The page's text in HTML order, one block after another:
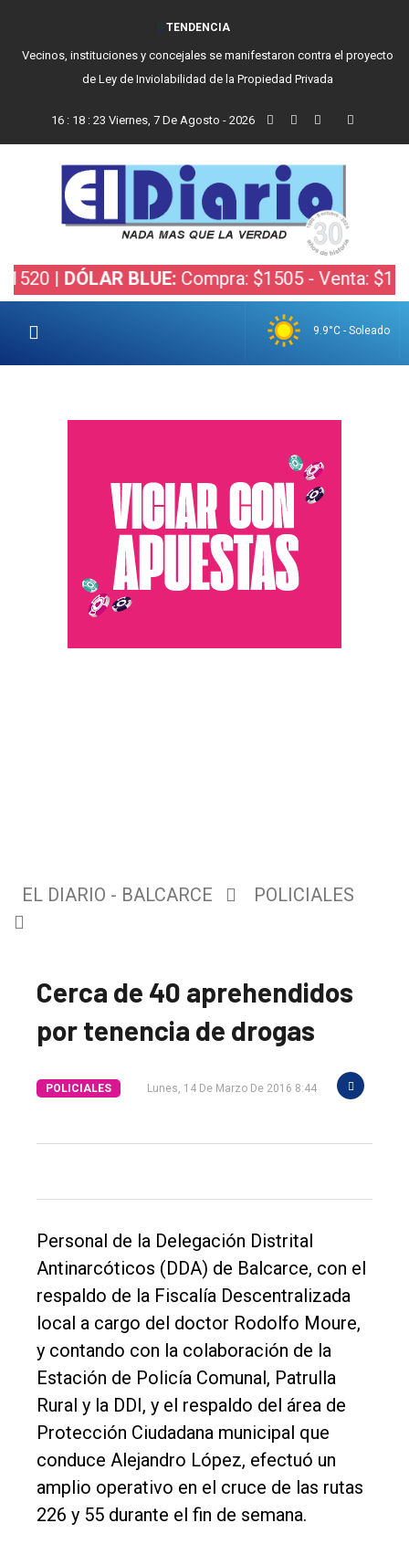
TENDENCIA
Vecinos, instituciones y concejales se manifestaron contra el proyecto
de Ley de Inviolabilidad de la Propiedad Privada
16: 18: 24 Viernes, 7 De Agosto - 2026
|DÓLAR BLUE:Compra: $1505 - Venta: $1525 |
9.9°C - Soleado
único
Inicio
Tendencia
Int.
General
Política
Cultura
Entrevistas
Rural
Deportes
EL DIARIO - BALCARCE POLICIALES
Cerca de 40 aprehendidos
por tenencia de drogas
POLICIALES Lunes, 14 De Marzo De 2016 8:44
Personal de la Delegación Distrital
Antinarcóticos (DDA) de Balcarce, con el
respaldo de la Fiscalía Descentralizada
local a cargo del doctor Rodolfo Moure,
y contando con la colaboración de la
Estación de Policía Comunal, Patrulla
Rural y la DDI, y el respaldo del área de
Protección Ciudadana municipal que
conduce Alejandro López, efectuó un
amplio operativo en el cruce de las rutas
226 y 55 durante el fin de semana.